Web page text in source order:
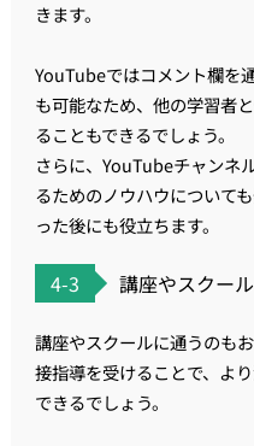
きます。
YouTubeではコメント欄を
も可能なため、他の学習者
ることもできるでしょう。
さらに、YouTubeチャンネ
るためのノウハウについて
った後にも役立ちます。
4-3 講座やスクー
講座やスクールに通うのも
接指導を受けることで、よ
できるでしょう。